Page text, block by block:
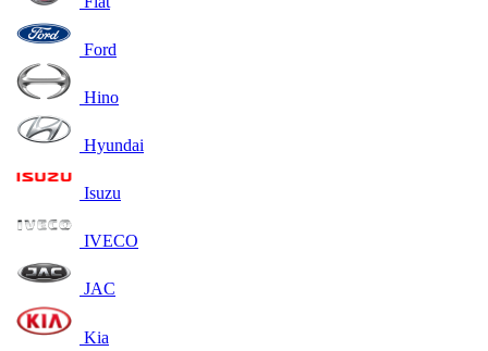
Ford
Hino
Hyundai
Isuzu
IVECO
JAC
Kia